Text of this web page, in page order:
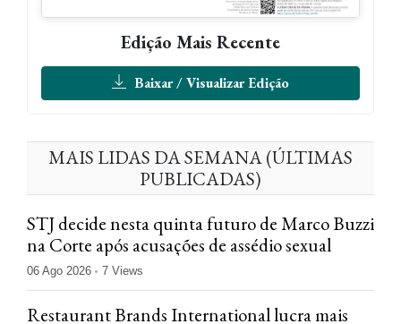
Edição Mais Recente
Baixar / Visualizar Edição
MAIS LIDAS DA SEMANA (ÚLTIMAS
PUBLICADAS)
STJ decide nesta quinta futuro de Marco Buzzi
na Corte após acusações de assédio sexual
06 Ago 2026 7 Views
Restaurant Brands International lucra mais